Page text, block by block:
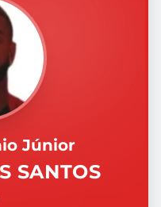
Júnior
SANTOS